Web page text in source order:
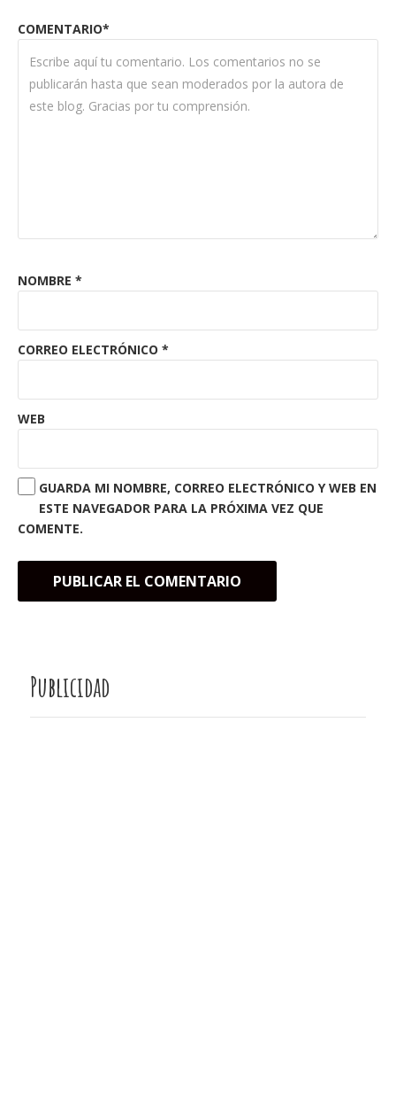
COMENTARIO*
NOMBRE *
CORREO ELECTRÓNICO *
WEB
GUARDA MI NOMBRE, CORREO ELECTRÓNICO Y WEB EN
ESTE NAVEGADOR PARA LA PRÓXIMA VEZ QUE
COMENTE.
Publicidad